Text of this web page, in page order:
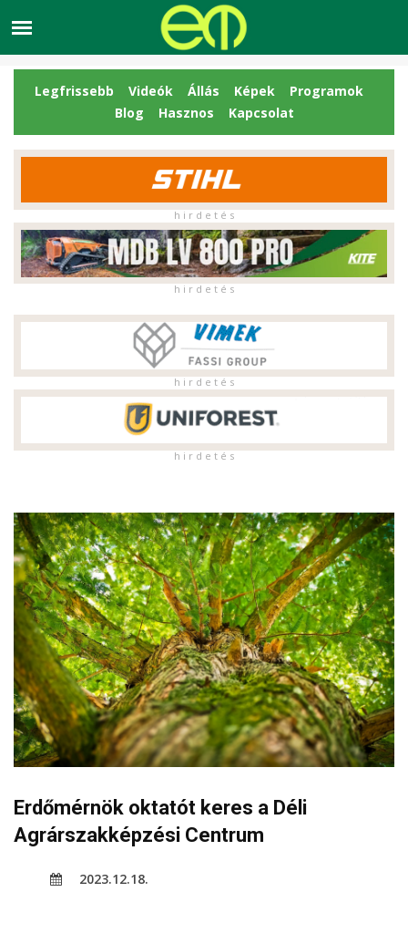
Legfrissebb Videók Állás Képek
Programok
Blog
Hasznos Kapcsolat
h i r d e t é s
h i r d e t é s
h i r d e t é s
h i r d e t é s
Erdőmérnök oktatót keres a Déli
Agrárszakképzési Centrum
2023.12.18.